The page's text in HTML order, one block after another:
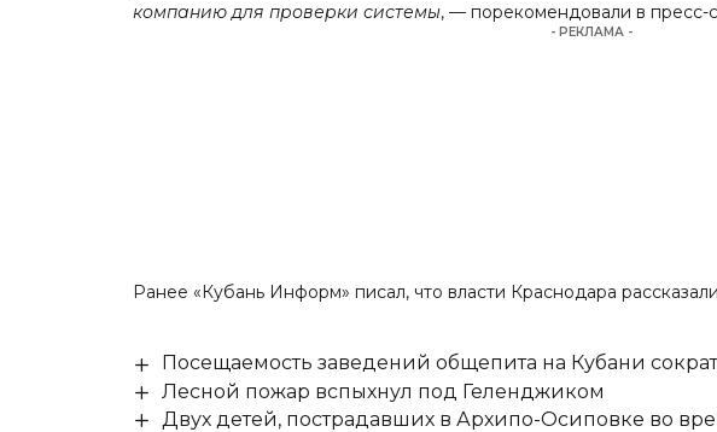
компанию для проверки системы, — порекомендовали в пресс-
- РЕКЛАМА -
Ранее «Кубань Информ» писал, что власти Краснодара
Посещаемость заведений общепита на Кубани
Лесной пожар вспыхнул под Геленджиком
Двух детей, пострадавших в Архипо-Осиповке во